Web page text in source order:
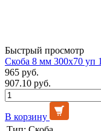
Быстрый просмотр
Скоба 8 мм 300х70 уп
965 руб.
907.10 руб.
В корзину